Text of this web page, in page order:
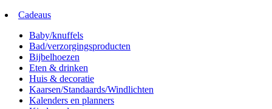
Cadeaus
Baby/knuffels
Bad/verzorgingsproducten
Bijbelhoezen
Eten & drinken
Huis & decoratie
Kaarsen/Standaards/Windlichten
Kalenders en planners